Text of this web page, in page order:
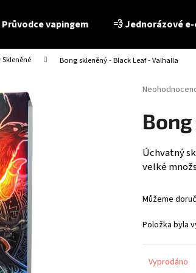
Průvodce vapingem 💨 Jednorázové
Bong skleněný - Black Leaf - Valhalla
Průměrné
produktu
je
z
5
hvězdiček.
Úchvatný
velké
Můžeme
Položka byla
Vyprodáno
Co potřebujete najít?
HLEDAT
LIQUID - LIO LIQID - TOBACCO 10 ML / 16 MG